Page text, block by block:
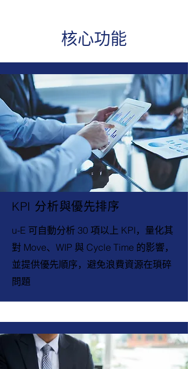
核心功能
KPI 分析與優先排序
u-E 可自動分析 30 項以上 KPI，量化其
對 Move、WIP 與 Cycle Time 的影響，
並提供優先順序，避免浪費資源在瑣碎
問題